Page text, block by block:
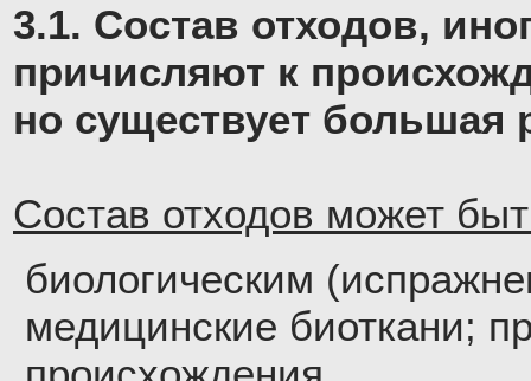
3.1. Состав отходов,
причисляют к
но существует большая
Состав отходов может
биологическим
медицинские биоткани;